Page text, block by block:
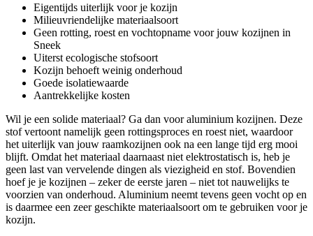
Eigentijds uiterlijk voor je kozijn
Milieuvriendelijke materiaalsoort
Geen rotting, roest en vochtopname voor jouw kozijnen in
Sneek
Uiterst ecologische stofsoort
Kozijn behoeft weinig onderhoud
Goede isolatiewaarde
Aantrekkelijke kosten
Wil je een solide materiaal? Ga dan voor aluminium kozijnen. Deze
stof vertoont namelijk geen rottingsproces en roest niet, waardoor
het uiterlijk van jouw raamkozijnen ook na een lange tijd erg mooi
blijft. Omdat het materiaal daarnaast niet elektrostatisch is, heb je
geen last van vervelende dingen als viezigheid en stof. Bovendien
hoef je je kozijnen – zeker de eerste jaren – niet tot nauwelijks te
voorzien van onderhoud. Aluminium neemt tevens geen vocht op en
is daarmee een zeer geschikte materiaalsoort om te gebruiken voor je
kozijn.